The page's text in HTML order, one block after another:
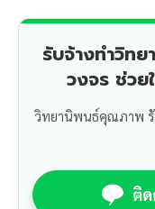
รับจ้างทำวิท
วงจร ช่วย
วิทยานิพนธ์คุณภาพ รั
ติ